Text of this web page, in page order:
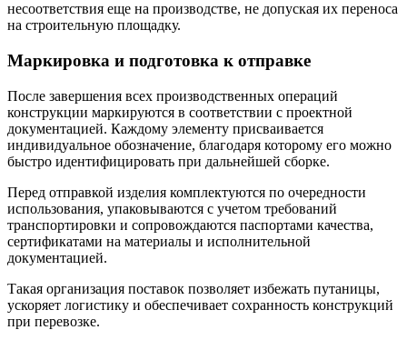
несоответствия еще на производстве, не допуская их переноса
на строительную площадку.
Маркировка и подготовка к отправке
После завершения всех производственных операций
конструкции маркируются в соответствии с проектной
документацией. Каждому элементу присваивается
индивидуальное обозначение, благодаря которому его можно
быстро идентифицировать при дальнейшей сборке.
Перед отправкой изделия комплектуются по очередности
использования, упаковываются с учетом требований
транспортировки и сопровождаются паспортами качества,
сертификатами на материалы и исполнительной
документацией.
Такая организация поставок позволяет избежать путаницы,
ускоряет логистику и обеспечивает сохранность конструкций
при перевозке.